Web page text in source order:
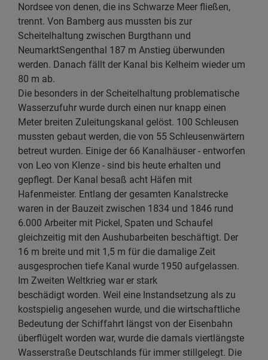
Nordsee von denen, die ins Schwarze Meer fließen,
trennt. Von Bamberg aus mussten bis zur
Scheitelhaltung zwischen Burgthann und
NeumarktSengenthal 187 m Anstieg überwunden
werden. Danach fällt der Kanal bis Kelheim wieder um
80 m ab.
Die besonders in der Scheitelhaltung problematische
Wasserzufuhr wurde durch einen nur knapp einen
Meter breiten Zuleitungskanal gelöst. 100 Schleusen
mussten gebaut werden, die von 55 Schleusenwärtern
betreut wurden. Einige der 66 Kanalhäuser - entworfen
von Leo von Klenze - sind bis heute erhalten und
gepflegt. Der Kanal besaß acht Häfen mit
Hafenmeister. Entlang der gesamten Kanalstrecke
waren in der Bauzeit zwischen 1834 und 1846 rund
6.000 Arbeiter mit Pickel, Spaten und Schaufel
gleichzeitig mit den Aushubarbeiten beschäftigt. Der
16 m breite und mit 1,5 m für die damalige Zeit
ausgesprochen tiefe Kanal wurde 1950 aufgelassen.
Im Zweiten Weltkrieg war er stark
beschädigt worden. Weil eine Instandsetzung als zu
kostspielig angesehen wurde, und die wirtschaftliche
Bedeutung der Schiffahrt längst von der Eisenbahn
überflügelt worden war, wurde die damals viertlängste
Wasserstraße Deutschlands für immer stillgelegt. Die